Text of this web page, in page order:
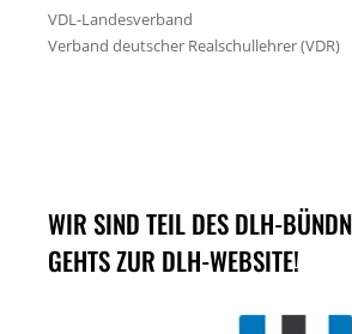
WIR SIND TEIL DES DLH-
GEHTS ZUR DLH-WEBSITE!